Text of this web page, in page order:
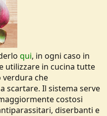
qui, in ogni caso in
utilizzare in cucina tutte
che
scartare. Il sistema serve
costosi
diserbanti e